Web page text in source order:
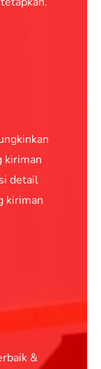
kiriman
detail
kiriman
&